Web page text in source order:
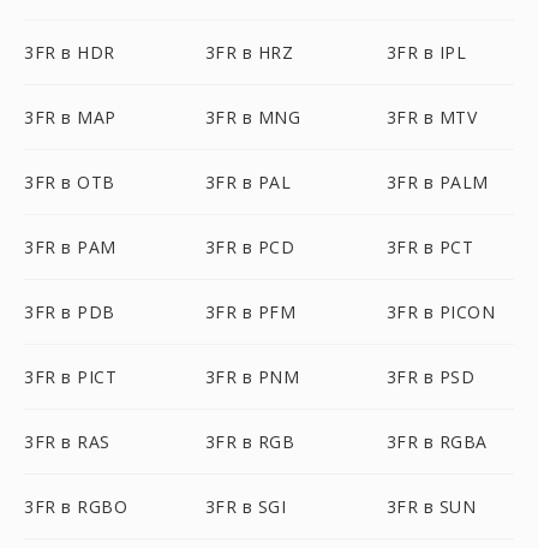
3FR в HDR 3FR в HRZ 3FR в IPL
3FR в MAP 3FR в MNG 3FR в MTV
3FR в OTB 3FR в PAL 3FR в PALM
3FR в PAM 3FR в PCD 3FR в PCT
3FR в PDB 3FR в PFM 3FR в PICON
3FR в PICT 3FR в PNM 3FR в PSD
3FR в RAS 3FR в RGB 3FR в RGBA
3FR в RGBO 3FR в SGI 3FR в SUN